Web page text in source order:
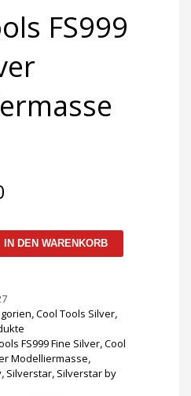
FS999
IN DEN WARENKORB
,Cool Tools Silver,
FS999 Fine Silver,Cool
Modelliermasse,
, Silverstar, Silverstar by